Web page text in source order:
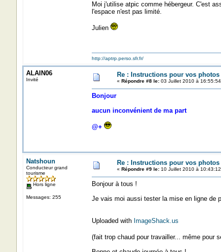
Moi j'utilise atpic comme hébergeur. C'est
l'espace n'est pas limité.
Julien
http://aptrp.perso.sfr.fr/
ALAIN06
Invité
Re : Instructions pour vos photos
« Répondre #8 le:03 Juillet 2010 à
Bonjour
aucun inconvénient de ma part
@+
Natshoun
Conducteur grand
tourisme
Hors ligne
Messages: 255
Re : Instructions pour vos photos
« Répondre #9 le:10 Juillet 2010 à
Bonjour à tous !
Je vais moi aussi tester la mise en ligne de
Uploaded with ImageShack.us
(fait trop chaud pour travailler... même pour